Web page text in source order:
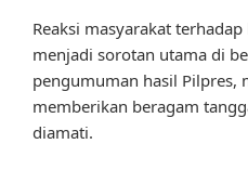
Reaksi masyarakat
menjadi sorotan utama di
pengumuman hasil Pilpres,
memberikan beragam
diamati.